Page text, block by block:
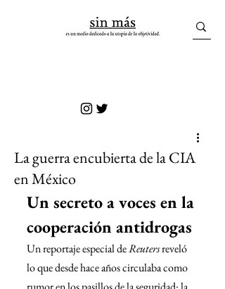
La guerra encubierta de la CIA
en México
Un secreto a voces en la
cooperación antidrogas
Un reportaje especial de Reuters reveló
lo que desde hace años circulaba como